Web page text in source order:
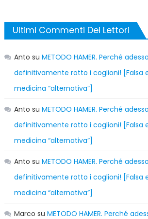
Ultimi Commenti Dei Lettori
Anto su METODO HAMER. Perché
definitivamente rotto i coglioni! [Falsa
medicina “alternativa”]
Anto su METODO HAMER. Perché
definitivamente rotto i coglioni! [Falsa
medicina “alternativa”]
Anto su METODO HAMER. Perché
definitivamente rotto i coglioni! [Falsa
medicina “alternativa”]
Marco su METODO HAMER. Perché